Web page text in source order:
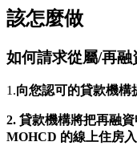
該怎麼做
如何請求從屬/再融
1.向您認可的貸款機構
2. 貸款機構將把再融
MOHCD 的線上住房入